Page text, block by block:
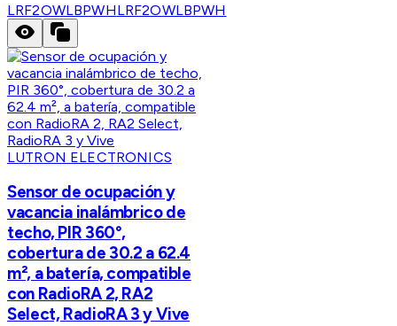
LRF2OWLBPWHLRF2OWLBPWH
LUTRON ELECTRONICS
Sensor de ocupación y
vacancia inalámbrico de
techo, PIR 360°,
cobertura de 30.2 a 62.4
m², a batería, compatible
con RadioRA 2, RA2
Select, RadioRA 3 y Vive